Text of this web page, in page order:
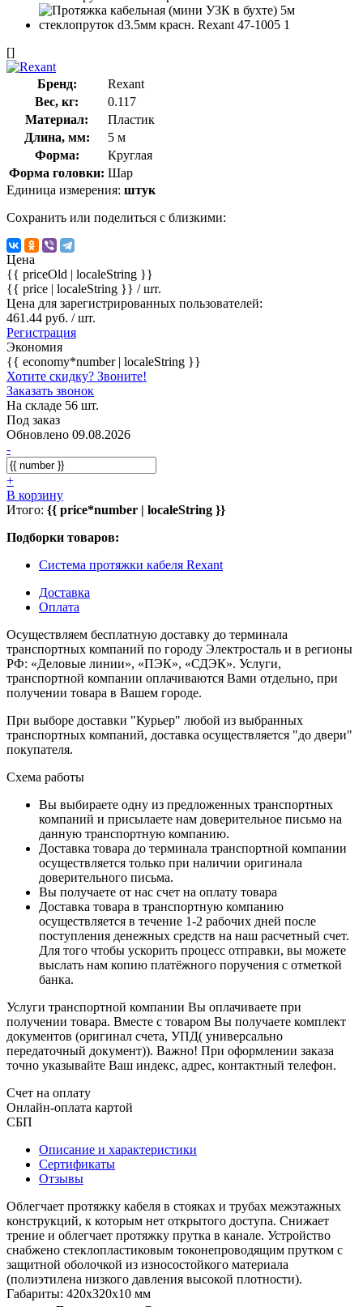
[]
Бренд:
Rexant
Вес, кг:
0.117
Материал:
Пластик
Длина, мм:
5 м
Форма:
Круглая
Форма головки: Шар
Единица измерения: штук
Сохранить или поделиться с близкими:
Цена
{{ priceOld | localeString }}
{{ price | localeString }} / шт.
Цена для зарегистрированных пользователей:
461.44 руб. / шт.
Регистрация
Экономия
{{ economy*number | localeString }}
Хотите скидку? Звоните!
Заказать звонок
На складе 56 шт.
Под заказ
Обновлено 09.08.2026
-
+
В корзину
Итого: {{ price*number | localeString }}
Подборки товаров:
Система протяжки кабеля Rexant
Доставка
Оплата
Осуществляем бесплатную доставку до терминала
транспортных компаний по городу Электросталь и в регионы
РФ: «Деловые линии», «ПЭК», «СДЭК». Услуги,
транспортной компании оплачиваются Вами отдельно, при
получении товара в Вашем городе.
При выборе доставки "Курьер" любой из выбранных
транспортных компаний, доставка осуществляется "до двери"
покупателя.
Схема работы
Вы выбираете одну из предложенных транспортных
компаний и присылаете нам доверительное письмо на
данную транспортную компанию.
Доставка товара до терминала транспортной компании
осуществляется только при наличии оригинала
доверительного письма.
Вы получаете от нас счет на оплату товара
Доставка товара в транспортную компанию
осуществляется в течение 1-2 рабочих дней после
поступления денежных средств на наш расчетный счет.
Для того чтобы ускорить процесс отправки, вы можете
выслать нам копию платёжного поручения с отметкой
банка.
Услуги транспортной компании Вы оплачиваете при
получении товара. Вместе с товаром Вы получаете комплект
документов (оригинал счета, УПД( универсально
передаточный документ)). Важно! При оформлении заказа
точно указывайте Ваш индекс, адрес, контактный телефон.
Счет на оплату
Онлайн-оплата картой
СБП
Описание и характеристики
Сертификаты
Отзывы
Облегчает протяжку кабеля в стояках и трубах межэтажных
конструкций, к которым нет открытого доступа. Снижает
трение и облегчает протяжку прутка в канале. Устройство
снабжено стеклоплаcтиковым токонепроводящим прутком с
защитной оболочкой из износостойкого материала
(полиэтилена низкого давления высокой плотности).
Габариты: 420х320х10 мм